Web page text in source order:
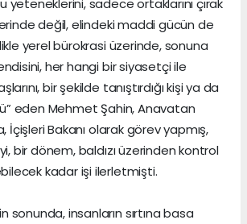
yeteneklerini, sadece ortaklarını çırak
değil, elindeki maddi gücün de
yerel bürokrasi üzerinde, sonuna
her hangi bir siyasetçi ile
bir şekilde tanıştırdığı kişi ya da
eden Mehmet Şahin, Anavatan
İçişleri Bakanı olarak görev yapmış,
bir dönem, baldızı üzerinden kontrol
kadar işi ilerletmişti.
sonunda, insanların sırtına basa